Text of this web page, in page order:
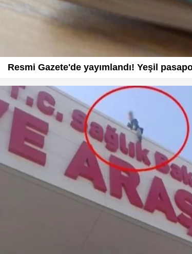
Resmi Gazete'de yayımlandı! Yeşil